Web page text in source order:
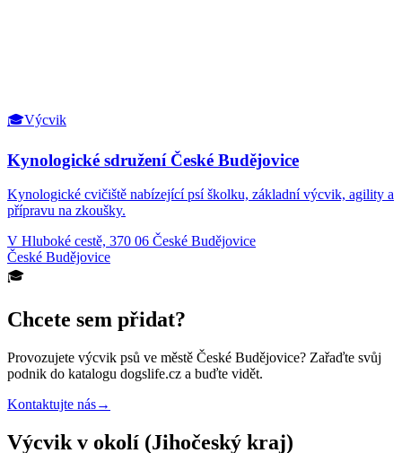
🎓Výcvik
Kynologické sdružení České Budějovice
Kynologické cvičiště nabízející psí školku, základní výcvik, agility a
přípravu na zkoušky.
V Hluboké cestě, 370 06 České Budějovice
České Budějovice
🎓
Chcete sem přidat?
Provozujete výcvik psů ve městě České Budějovice? Zařaďte svůj
podnik do katalogu dogslife.cz a buďte vidět.
Kontaktujte nás→
Výcvik v okolí (Jihočeský kraj)